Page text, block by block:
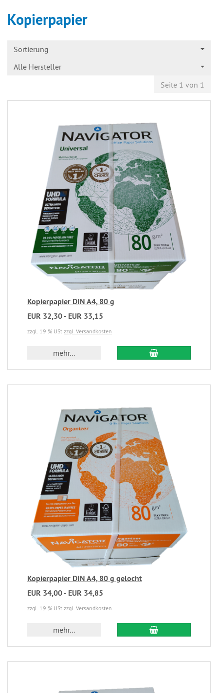
Kopierpapier
Sortierung
Alle Hersteller
Seite 1 von 1
Kopierpapier DIN A4, 80 g
EUR 32,30 - EUR 33,15
zzgl. 19 % USt zzgl. Versandkosten
mehr...
Kopierpapier DIN A4, 80 g gelocht
EUR 34,00 - EUR 34,85
zzgl. 19 % USt zzgl. Versandkosten
mehr...